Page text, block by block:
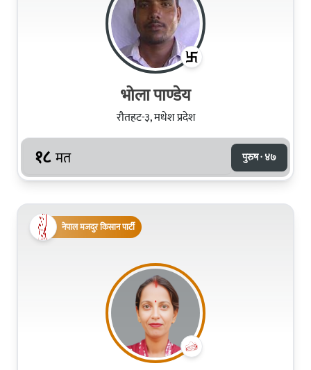
भोला पाण्डेय
रौतहट-३, मधेश प्रदेश
१८ मत पुरुष · ४७
नेपाल मजदुर किसान पार्टी